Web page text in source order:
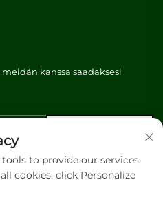
kanssa saadaksesi
(Guangzhou) Packaging &
to provide our services.
cookies, click Personalize